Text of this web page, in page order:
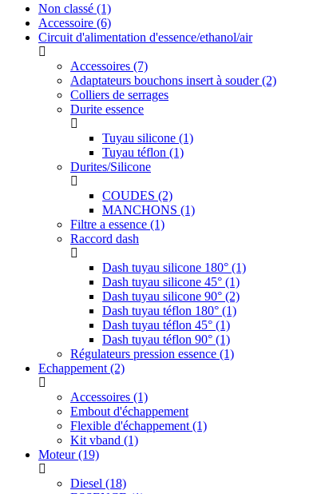
Non classé (1)
Accessoire (6)
Circuit d'alimentation d'essence/ethanol/air
Accessoires (7)
Adaptateurs bouchons insert à souder(2)
Colliers de serrages
Durite essence
Tuyau silicone (1)
Tuyau téflon (1)
Durites/Silicone
COUDES (2)
MANCHONS (1)
Filtre a essence (1)
Raccord dash
Dash tuyau silicone 180° (1)
Dash tuyau silicone 45° (1)
Dash tuyau silicone 90° (2)
Dash tuyau téflon 180° (1)
Dash tuyau téflon 45° (1)
Dash tuyau téflon 90° (1)
Régulateurs pression essence (1)
Echappement (2)
Accessoires (1)
Embout d'échappement
Flexible d'échappement (1)
Kit vband (1)
Moteur(19)
Diesel (18)